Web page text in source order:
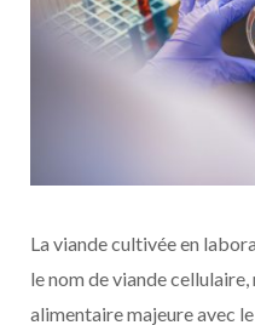
La viande cultivée en
le nom de viande
alimentaire majeure avec